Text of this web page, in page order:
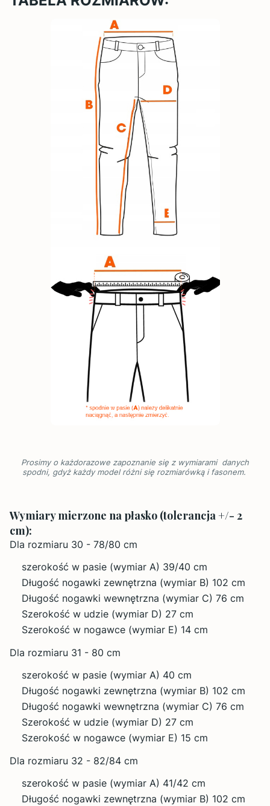
Prosimy o każdorazowe zapoznanie się z wymiarami danych
spodni, gdyż każdy model różni się rozmiarówką i fasonem.
Wymiary mierzone na płasko (tolerancja +/- 2
cm):
Dla rozmiaru 30 - 78/80 cm
szerokość w pasie (wymiar A) 39/40 cm
Długość nogawki zewnętrzna (wymiar B) 102 cm
Długość nogawki wewnętrzna (wymiar C) 76 cm
Szerokość w udzie (wymiar D) 27 cm
Szerokość w nogawce (wymiar E) 14 cm
Dla rozmiaru 31 - 80 cm
szerokość w pasie (wymiar A) 40 cm
Długość nogawki zewnętrzna (wymiar B) 102 cm
Długość nogawki wewnętrzna (wymiar C) 76 cm
Szerokość w udzie (wymiar D) 27 cm
Szerokość w nogawce (wymiar E) 15 cm
Dla rozmiaru 32 - 82/84 cm
szerokość w pasie (wymiar A) 41/42 cm
Długość nogawki zewnętrzna (wymiar B) 102 cm